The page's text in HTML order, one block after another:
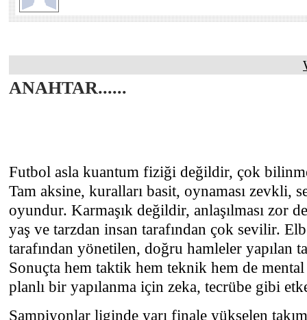
ANAHTAR......
Futbol asla kuantum fiziği değildir, çok
Tam aksine, kuralları basit, oynaması zevkli,
oyundur. Karmaşık değildir, anlaşılması zor
yaş ve tarzdan insan tarafından çok sevilir.
tarafından yönetilen, doğru hamleler yapılan
Sonuçta hem taktik hem teknik hem de
planlı bir yapılanma için zeka, tecrübe gibi
Şampiyonlar liginde yarı finale yükselen